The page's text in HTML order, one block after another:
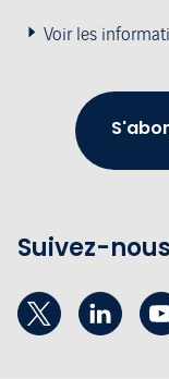
Voir les
Suivez-